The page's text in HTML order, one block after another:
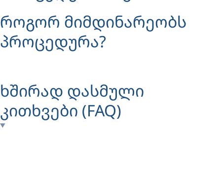
როგორ მიმდინარეობს
პროცედურა?
ხშირად დასმული
კითხვები (FAQ)